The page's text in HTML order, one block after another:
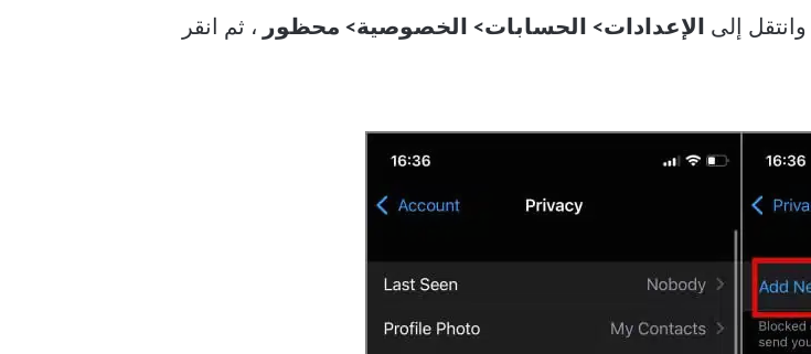
وانتقل إلى الإعدادات> الحسابات> الخصوصية> محظور ، ثم انقر